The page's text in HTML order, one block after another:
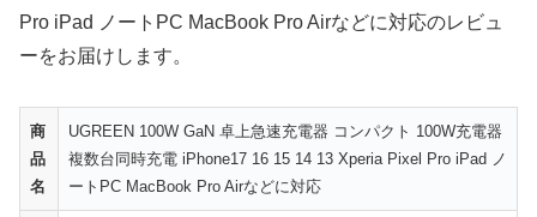
Pro iPad ノートPC MacBook Pro Airなどに対応のレビュ
ーをお届けします。
商
品
名
UGREEN 100W GaN 卓上急速充電器 コンパクト 100W充電器
複数台同時充電 iPhone17 16 15 14 13 Xperia Pixel Pro iPad ノ
ートPC MacBook Pro Airなどに対応